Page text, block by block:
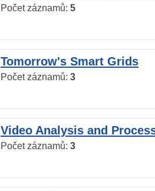
Počet záznamů: 5
Tomorrow's Smart Grids
Počet záznamů: 3
Video Analysis and
Počet záznamů: 3